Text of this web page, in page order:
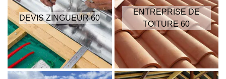
DEVIS ZINGUEUR 60
ENTREPRISE DE
TOITURE 60